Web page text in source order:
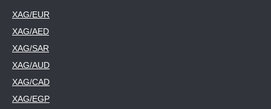
XAG/EUR
XAG/AED
XAG/SAR
XAG/AUD
XAG/CAD
XAG/EGP